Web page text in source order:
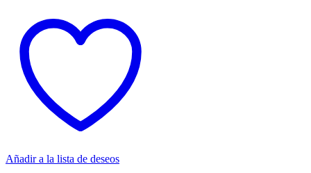
Añadir a la lista de deseos